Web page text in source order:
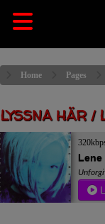
Home Pages
LYSSNA HÄR /
Lene